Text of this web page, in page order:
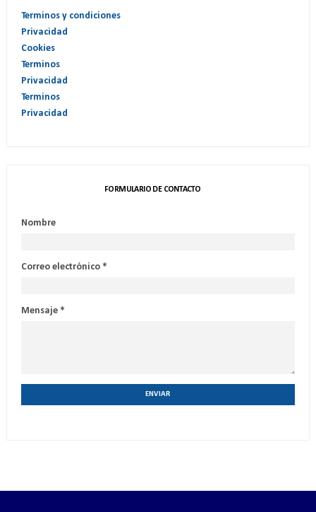
Terminos y condiciones
Privacidad
Cookies
Terminos
Privacidad
Terminos
Privacidad
FORMULARIO DE CONTACTO
Nombre
Correo electrónico *
Mensaje *